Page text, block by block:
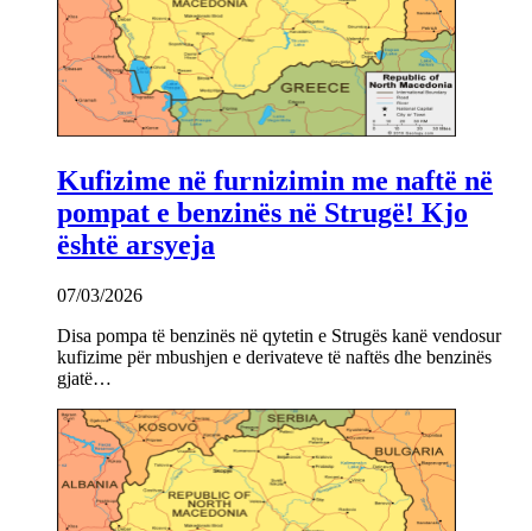
Kufizime në furnizimin me naftë në
pompat e benzinës në Strugë! Kjo
është arsyeja
07/03/2026
Disa pompa të benzinës në qytetin e Strugës kanë vendosur
kufizime për mbushjen e derivateve të naftës dhe benzinës
gjatë…